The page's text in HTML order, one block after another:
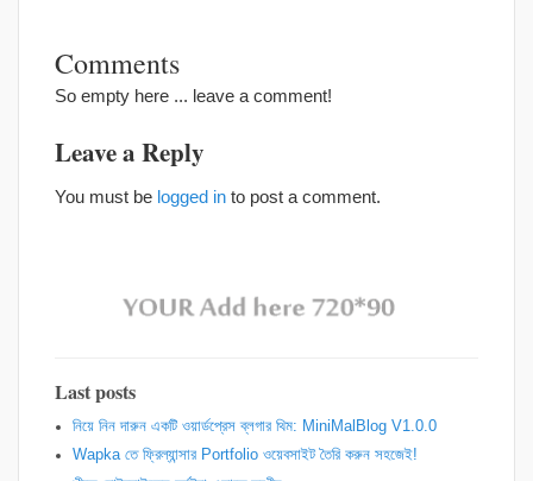
Comments
So empty here ... leave a comment!
Leave a Reply
You must be logged in to post a comment.
Last posts
নিয়ে নিন দারুন একটি ওয়ার্ডপ্রেস ব্লগার থিম: MiniMalBlog V1.0.0
Wapka তে ফ্রিল্যান্সার Portfolio ওয়েবসাইট তৈরি করুন সহজেই!